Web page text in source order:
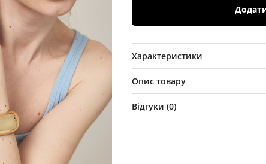
Характеристики
Опис товару
Відгуки (0)